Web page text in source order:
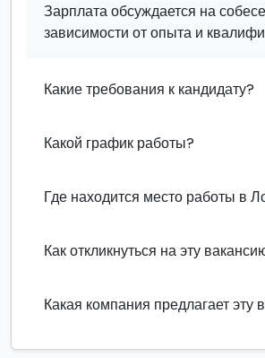
Зарплата обсуждается на
зависимости от опыта и
Какие требования к кандидату?
Какой график работы?
Где находится место работы в
Как откликнуться на эту
Какая компания предлагает эту